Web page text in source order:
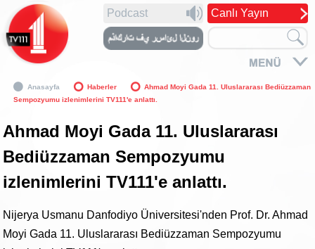
Canlı Yayın
Podcast
Anasayfa Haberler
Ahmad Moyi Gada 11. Uluslararası Bediüzzaman
Sempozyumu izlenimlerini TV111'e anlattı.
Ahmad Moyi Gada 11. Uluslararası
Bediüzzaman Sempozyumu
izlenimlerini TV111'e anlattı.
Nijerya Usmanu Danfodiyo Üniversitesi'nden Prof. Dr. Ahmad
Moyi Gada 11. Uluslararası Bediüzzaman Sempozyumu